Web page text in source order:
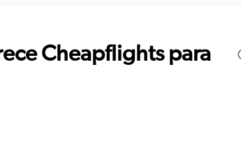
Cheapflights para